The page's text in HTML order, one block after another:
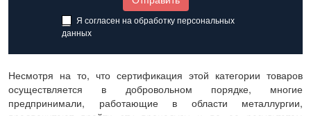
Я согласен на обработкуперсональных
данных
Несмотря на то, что сертификация этой категории товаров
осуществляется в добровольном порядке, многие
предпринимали, работающие в области металлургии,